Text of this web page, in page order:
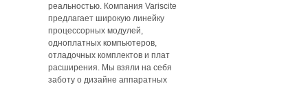
реальностью. Компания Variscite
предлагает широкую линейку
процессорных модулей,
одноплатных компьютеров,
отладочных комплектов и плат
расширения. Мы взяли на себя
заботу о дизайне аппаратных